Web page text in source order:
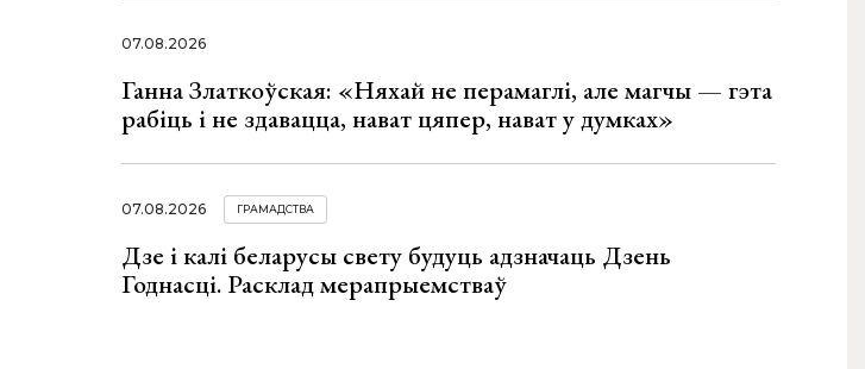
07.08.2026
Ганна Златкоўская: «Няхай не перамаглі, але магчы — гэта
рабіць і не здавацца, нават цяпер, нават у думках»
07.08.2026 ГРАМАДСТВА
Дзе і калі беларусы свету будуць адзначаць Дзень
Годнасці. Расклад мерапрыемстваў